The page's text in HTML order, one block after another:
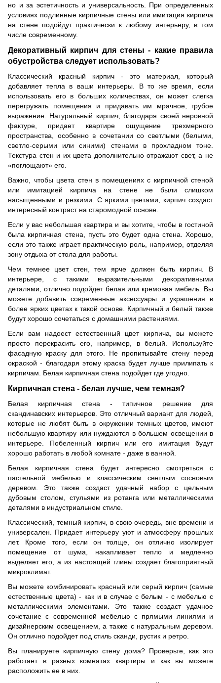
но и за эстетичность и универсальность. При определенных
условиях подлинные кирпичные стены или имитация кирпича
на стене подойдут практически к любому интерьеру, в том
числе современному.
Декоративный кирпич для стены - какие правила
обустройства следует использовать?
Классический красный кирпич - это материал, который
добавляет тепла в ваши интерьеры. В то же время, если
использовать его в больших количествах, он может слегка
перегружать помещения и придавать им мрачное, грубое
выражение. Натуральный кирпич, благодаря своей неровной
фактуре, придает квартире ощущение трехмерного
пространства, особенно в сочетании со светлыми (белыми,
светло-серыми или синими) стенами в прохладном тоне.
Текстура стен и их цвета дополнительно отражают свет, а не
«поглощают» его.
Важно, чтобы цвета стен в помещениях с кирпичной стеной
или имитацией кирпича на стене не были слишком
насыщенными и резкими. С яркими цветами, кирпич создаст
интересный контраст на старомодной основе.
Если у вас небольшая квартира и вы хотите, чтобы в гостиной
была кирпичная стена, пусть это будет одна стена. Хорошо,
если это также играет практическую роль, например, отделяя
зону отдыха от стола для работы.
Чем темнее цвет стен, тем ярче должен быть кирпич. В
интерьере, с такими выразительными декоративными
деталями, отлично подойдет белая или кремовая мебель. Вы
можете добавить современные аксессуары и украшения в
более яркихцветахк такой основе. Кирпичный и белый также
будут хорошо сочетаться с домашними растениями.
Если вам надоест естественный цвет кирпича, вы можете
просто перекрасить его, например, в белый. Используйте
фасадную краску для этого. Не пропитывайте стену перед
окраской - благодаря этому краска будет лучше прилипать к
кирпичам. Белая кирпичная стена подойдет где угодно.
Кирпичная стена - белая лучше, чем темная?
Белая кирпичная стена - типичное решение для
скандинавских интерьеров. Это отличный вариант для людей,
которые не любят быть в окружении темных цветов, имеют
небольшую квартиру или нуждаются в большем освещении в
интерьере. Побеленный кирпич или его имитация будут
хорошо работать в любой комнате - даже в ванной.
Белая кирпичная стена будет интересно смотреться с
пастельной мебелью и классическим светлым сосновым
деревом. Это также создаст удачный набор с цельным
дубовым столом, стульями из ротанга или металлическими
деталями в индустриальном стиле.
Классический, темный кирпич, в свою очередь, вне времени и
универсален. Придает интерьеру уют и атмосферу прошлых
лет. Кроме того, если он толще, он отлично изолирует
помещение от шума, накапливает тепло и медленно
выделяет его, а из настоящей глины создает благоприятный
микроклимат.
Вы можете комбинировать красный или серый кирпич (самые
естественные цвета)- как и в случае с белым- с мебелью с
металлическими элементами. Это также создаст удачное
сочетание с современной мебелью с прямыми линиями и
дизайнерским освещением, а также с натуральным деревом.
Он отлично подойдет под стиль сканди, рустик и ретро.
Вы планируете кирпичную стену дома? Проверьте, как это
работает в разных комнатах квартиры и как вы можете
расположить ее в них.